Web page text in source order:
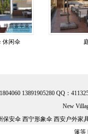
伞 庭院
13891905280 QQ：
New
安伞 西宁形象伞 西安户外
篷等